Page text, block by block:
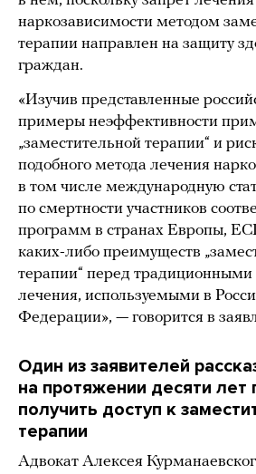
наркозависимости методом
терапии направлен на защиту
граждан.
«Изучив представленные
примеры неэффективности
„заместительной терапии“ и
подобного метода лечения
в том числе международную
по смертности участников
программ в странах Европы,
каких-либо преимуществ
терапии“ перед традиционными
лечения, используемыми в
Федерации», — говорится в
Один из заявителей
на протяжении десяти лет
получить доступ к
терапии
Адвокат Алексея